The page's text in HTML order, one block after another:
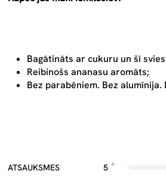
Bagātināts ar cukuru un šī
Reibinošs ananasu aromāts;
Bez parabēniem. Bez alumīnija.
ATSAUKSMES 5